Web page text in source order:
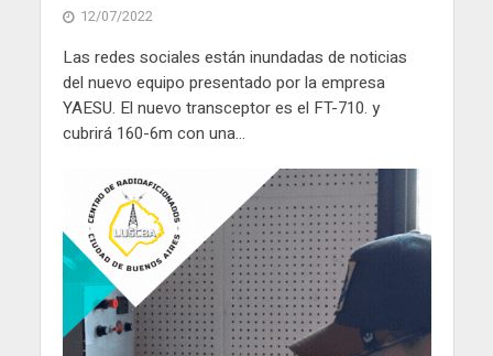
12/07/2022
Las redes sociales están inundadas de noticias
del nuevo equipo presentado por la empresa
YAESU. El nuevo transceptor es el FT-710. y
cubrirá 160-6m con una...